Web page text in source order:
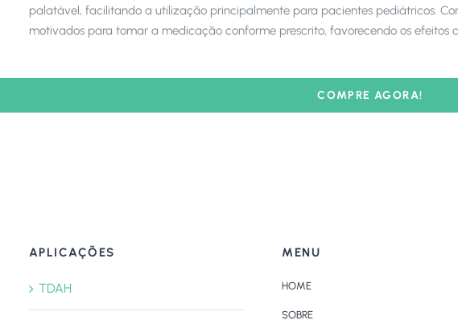
palatável, facilitando a utilização principalmente para pacientes pediátricos.
motivados para tomar a medicação conforme prescrito, favorecendo os efeitos
COMPRE AGORA!
APLICAÇÕES
TDAH
MENU
HOME
SOBRE